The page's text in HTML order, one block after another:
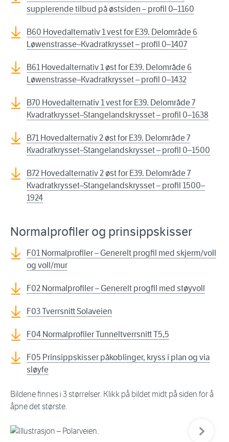
supplerende tilbud på østsiden – profil 0–1160
B60 Hovedalternativ 1 vest for E39. Delområde 6
Løwenstrasse–Kvadratkrysset – profil 0–1407
B61 Hovedalternativ 1 øst for E39. Delområde 6
Løwenstrasse–Kvadratkrysset – profil 0–1432
B70 Hovedalternativ 1 vest for E39. Delområde 7
Kvadratkrysset–Stangelandskrysset – profil 0–1638
B71 Hovedalternativ 2 øst for E39. Delområde 7
Kvadratkrysset–Stangelandskrysset – profil 0–1500
B72 Hovedalternativ 2 øst for E39. Delområde 7
Kvadratkrysset–Stangelandskrysset – profil 1500–
1924
Normalprofiler og prinsippskisser
F01 Normalprofiler – Generelt progfil med skjerm/voll
og voll/mur
F02 Normalprofiler – Generelt progfil med støyvoll
F03 Tverrsnitt Solaveien
F04 Normalprofiler Tunneltverrsnitt T5,5
F05 Prinsippskisser påkoblinger, kryss i plan og via
sløyfe
Bildene finnes i 3 størrelser. Klikk på bildet midt på siden for å
åpne det største.